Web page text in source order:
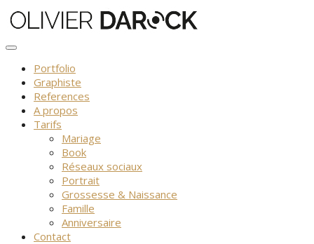
Skip
to
Portfolio
Graphiste
References
A propos
Tarifs
Mariage
Book
Réseaux sociaux
Portrait
Grossesse & Naissance
Famille
Anniversaire
Contact